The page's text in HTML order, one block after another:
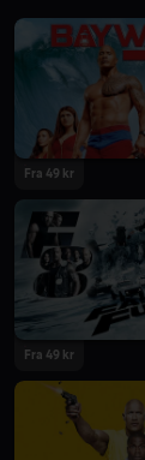
Fra 49 kr
Fra 49 kr